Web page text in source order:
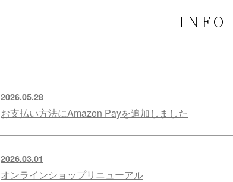
INFO
2026.05.28
お支払い方法にAmazon Payを追加しました
2026.03.01
オンラインショップリニューアル